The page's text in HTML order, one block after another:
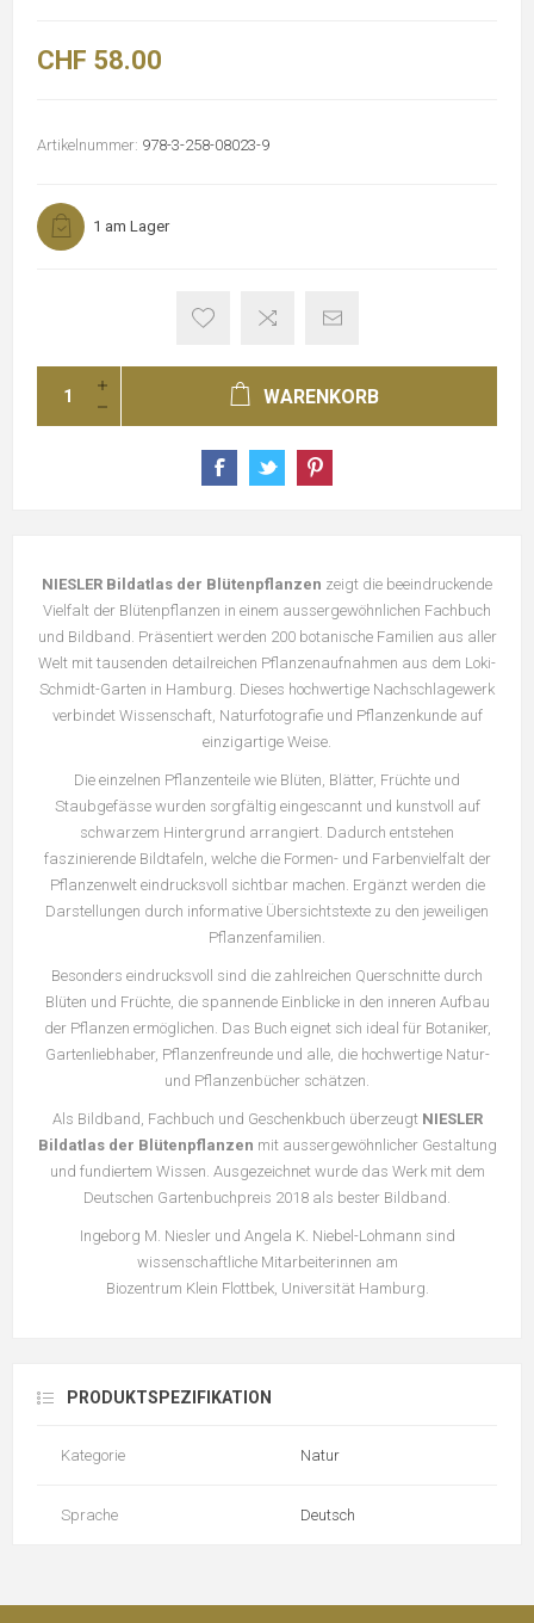
CHF 58.00
Artikelnummer: 978-3-258-08023-9
1 am Lager
WARENKORB
NIESLER Bildatlas der Blütenpflanzen zeigt die beeindruckende
Vielfalt der Blütenpflanzen in einem aussergewöhnlichen Fachbuch
und Bildband. Präsentiert werden 200 botanische Familien aus aller
Welt mit tausenden detailreichen Pflanzenaufnahmen aus dem Loki-
Schmidt-Garten in Hamburg. Dieses hochwertige Nachschlagewerk
verbindet Wissenschaft, Naturfotografie und Pflanzenkunde auf
einzigartige Weise.
Die einzelnen Pflanzenteile wie Blüten, Blätter, Früchte und
Staubgefässe wurden sorgfältig eingescannt und kunstvoll auf
schwarzem Hintergrund arrangiert. Dadurch entstehen
faszinierende Bildtafeln, welche die Formen- und Farbenvielfalt der
Pflanzenwelt eindrucksvoll sichtbar machen. Ergänzt werden die
Darstellungen durch informative Übersichtstexte zu den jeweiligen
Pflanzenfamilien.
Besonders eindrucksvoll sind die zahlreichen Querschnitte durch
Blüten und Früchte, die spannende Einblicke in den inneren Aufbau
der Pflanzen ermöglichen. Das Buch eignet sich ideal für Botaniker,
Gartenliebhaber, Pflanzenfreunde und alle, die hochwertige Natur-
und Pflanzenbücher schätzen.
Als Bildband, Fachbuch und Geschenkbuch überzeugt NIESLER
Bildatlas der Blütenpflanzen mit aussergewöhnlicher Gestaltung
und fundiertem Wissen. Ausgezeichnet wurde das Werk mit dem
Deutschen Gartenbuchpreis 2018 als bester Bildband.
Ingeborg M. Niesler und Angela K. Niebel-Lohmann sind
wissenschaftliche Mitarbeiterinnen am
Biozentrum Klein Flottbek, Universität Hamburg.
PRODUKTSPEZIFIKATION
Kategorie Natur
Sprache Deutsch